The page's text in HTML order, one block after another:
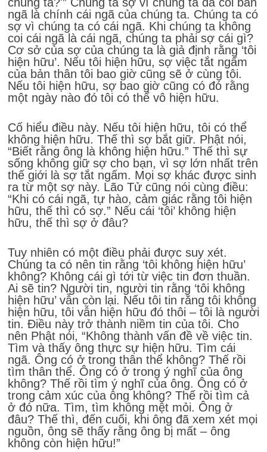
ngã là chính cái ngã của chúng ta. Chúng ta có
sợ vì chúng ta có cái ngã. Khi chúng ta không
coi cái ngã là cái ngã, chúng ta phải sợ cái gì?
Cơ sở của sợ của chúng ta là giả định rằng ‘tôi
hiện hữu’. Nếu tôi hiện hữu, sợ việc tắt ngấm
của bản thân tôi bao giờ cũng sẽ ở cùng tôi.
Nếu tôi hiện hữu, sợ bao giờ cũng có đó rằng
một ngày nào đó tôi có thể vô hiện hữu.
Cố hiểu điều này. Nếu tôi hiện hữu, tôi có thể
không hiện hữu. Thế thì sợ bắt giữ. Phật nói,
“Biết rằng ông là không hiện hữu.” Thế thì sự
sống không giữ sợ cho bạn, vì sợ lớn nhất trên
thế giới là sợ tắt ngấm. Mọi sợ khác được sinh
ra từ một sợ này. Lão Tử cũng nói cùng điều:
“Khi có cái ngã, tự hào, cảm giác rằng tôi hiện
hữu, thế thì có sợ.” Nếu cái ‘tôi’ không hiện
hữu, thế thì sợ ở đâu?
Tuy nhiên có một điều phải được suy xét.
Chúng ta có nên tin rằng ‘tôi không hiện hữu’
không? Không cái gì tới từ việc tin đơn thuần.
Ai sẽ tin? Người tin, người tin rằng ‘tôi không
hiện hữu’ vẫn còn lại. Nếu tôi tin rằng tôi không
hiện hữu, tôi vẫn hiện hữu đó thôi – tôi là người
tin. Điều này trở thành niềm tin của tôi. Cho
nên Phật nói, “Không thành vấn đề về việc tin.
Tìm và thấy ông thực sự hiện hữu. Tìm cái
ngã. Ông có ở trong thân thể không? Thế rồi
tìm thân thể. Ông có ở trong ý nghĩ của ông
không? Thế rồi tìm ý nghĩ của ông. Ông có ở
trong cảm xúc của ông không? Thế rồi tìm cả
ở đó nữa. Tìm, tìm không mệt mỏi. Ông ở
đâu? Thế thì, đến cuối, khi ông đã xem xét mọi
nguồn, ông sẽ thấy rằng ông bị mất – ông
không còn hiện hữu!”